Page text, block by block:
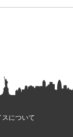
スについて